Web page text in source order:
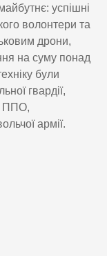
успішні
волонтери та
дрони,
на суму понад
були
гвардії,
ППО,
армії.